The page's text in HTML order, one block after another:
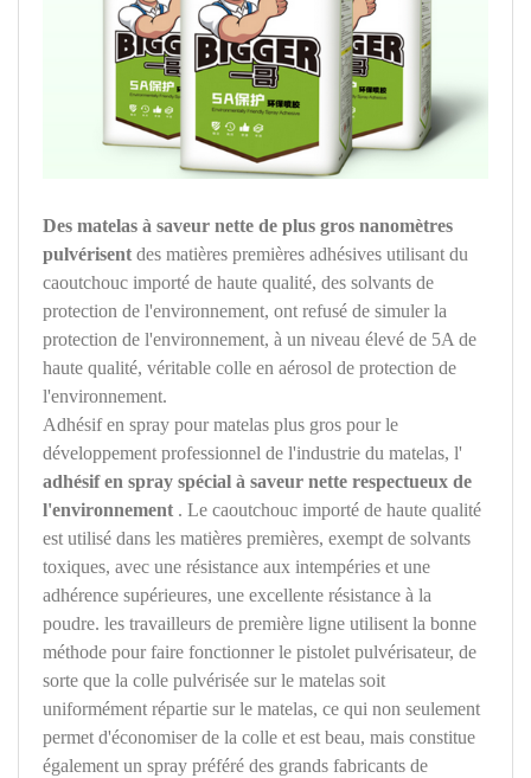
Des matelas à saveur nette de plus gros nanomètres
pulvérisent des matières premières adhésives utilisant du
caoutchouc importé de haute qualité, des solvants de
protection de l'environnement, ont refusé de simuler la
protection de l'environnement, à un niveau élevé de 5A de
haute qualité, véritable colle en aérosol de protection de
l'environnement.
Adhésif en spray pour matelas plus gros pour le
développement professionnel de l'industrie du matelas, l'
adhésif en spray spécial à saveur nette respectueux de
l'environnement . Le caoutchouc importé de haute qualité
est utilisé dans les matières premières, exempt de solvants
toxiques, avec une résistance aux intempéries et une
adhérence supérieures, une excellente résistance à la
poudre. les travailleurs de première ligne utilisent la bonne
méthode pour faire fonctionner le pistolet pulvérisateur, de
sorte que la colle pulvérisée sur le matelas soit
uniformément répartie sur le matelas, ce qui non seulement
permet d'économiser de la colle et est beau, mais constitue
également un spray préféré des grands fabricants de